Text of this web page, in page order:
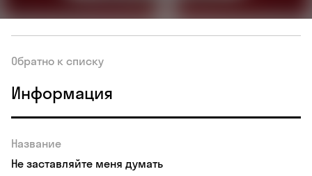
Обратно к списку
Информация
Название
Не заставляйте меня думать